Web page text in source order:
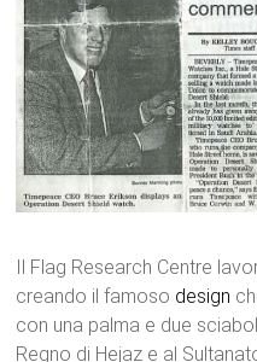
Il Flag Research Centre
creando il famoso design
con una palma e due
Regno di Hejaz e al